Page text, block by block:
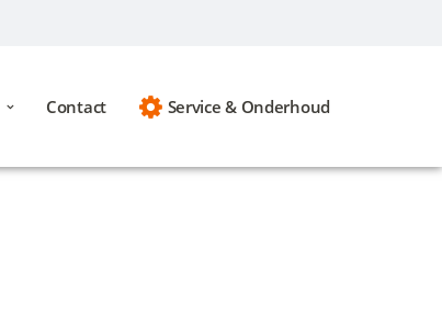
Contact Service & Onderhoud